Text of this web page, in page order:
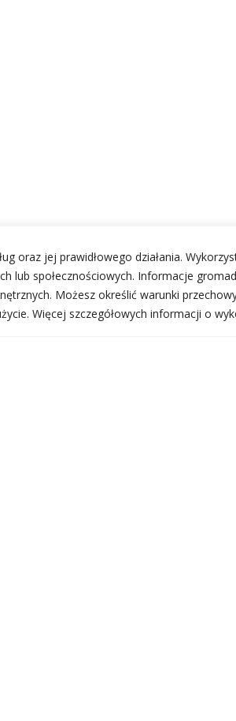
oraz jej prawidłowego działania.
lub społecznościowych. Informacje
Możesz określić warunki
Więcej szczegółowych informacji o